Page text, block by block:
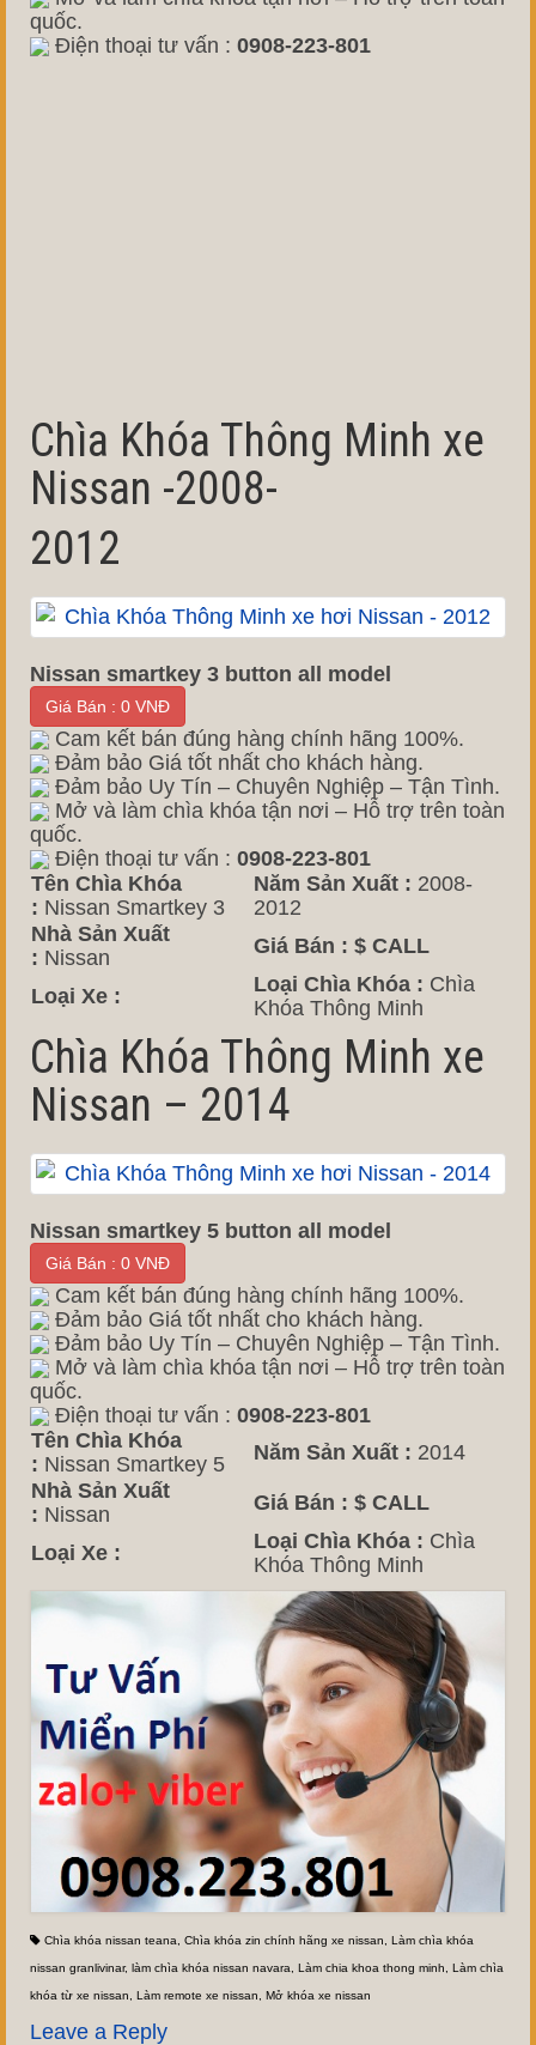
quốc.
Điện thoại tư vấn : 0908-223-801
Chìa Khóa Thông Minh xe
Nissan -2008-
2012
Nissan smartkey 3 button all model
Giá Bán : 0 VNĐ
Cam kết bán đúng hàng chính hãng 100%.
Đảm bảo Giá tốt nhất cho khách hàng.
Đảm bảo Uy Tín – Chuyên Nghiệp – Tận Tình.
Mở và làm chìa khóa tận nơi – Hỗ trợ trên toàn
quốc.
Điện thoại tư vấn : 0908-223-801
Tên Chìa Khóa
: Nissan Smartkey 3
Năm Sản Xuất : 2008-
2012
Nhà Sản Xuất
: Nissan Giá Bán : $ CALL
Loại Xe : Loại Chìa Khóa : Chìa
Khóa Thông Minh
Chìa Khóa Thông Minh xe
Nissan – 2014
Nissan smartkey 5 button all model
Giá Bán : 0 VNĐ
Cam kết bán đúng hàng chính hãng 100%.
Đảm bảo Giá tốt nhất cho khách hàng.
Đảm bảo Uy Tín – Chuyên Nghiệp – Tận Tình.
Mở và làm chìa khóa tận nơi – Hỗ trợ trên toàn
quốc.
Điện thoại tư vấn : 0908-223-801
Tên Chìa Khóa
: Nissan Smartkey 5 Năm Sản Xuất : 2014
Nhà Sản Xuất
: Nissan Giá Bán : $ CALL
Loại Xe : Loại Chìa Khóa : Chìa
Khóa Thông Minh
Chìa khóa nissan teana Chìa khóa zin chính hãng xe nissan Làm chìa khóa
nissan granlivinar, làm chìa khóa nissan navara Làm chia khoa thong minh Làm chìa
khóa từ xe nissan Làm remote xe nissan Mở khóa xe nissan
Leave a Reply